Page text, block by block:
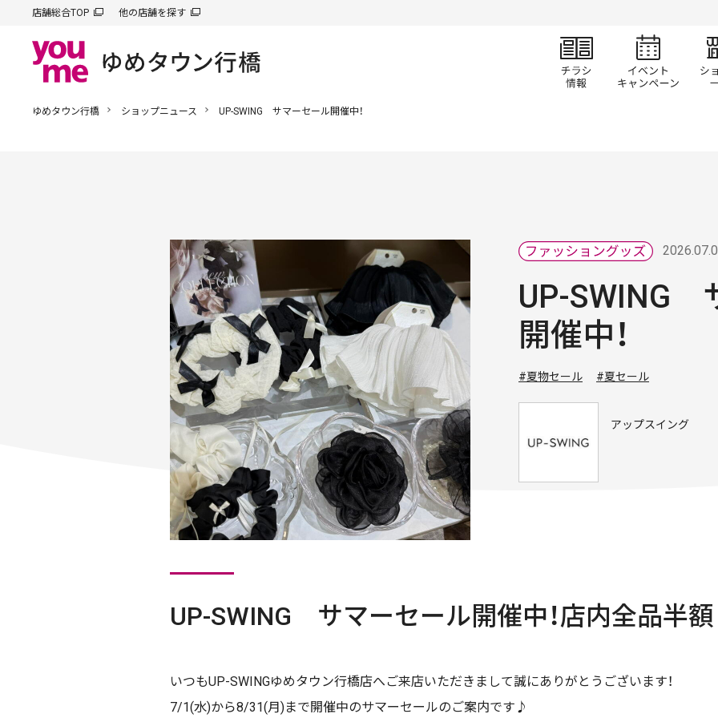
店舗総合TOP 他の店舗を探す
チラシ情報 イ
ゆめタウン行橋 ショップニュース UP-SWING サマーセール開催中！
UP-SWING
開催中！
#夏物セール #夏セール
アップスイング
UP-SWING サマーセール開催中！店内全品半
いつもUP-SWINGゆめタウン行橋店へご来店いただきまして誠にありがとうございます！
7/1(水)から8/31(月)まで開催中のサマーセールのご案内です♪